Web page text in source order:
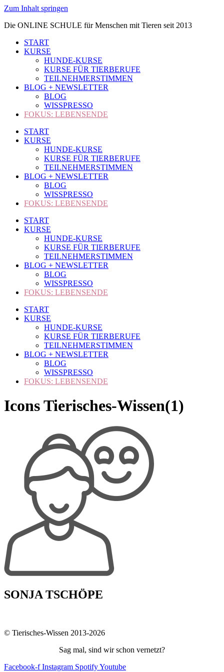
Zum Inhalt springen
Die ONLINE SCHULE für Menschen mit Tieren seit 2013
START
KURSE
HUNDE-KURSE
KURSE FÜR TIERBERUFE
TEILNEHMERSTIMMEN
BLOG + NEWSLETTER
BLOG
WISSPRESSO
FOKUS: LEBENSENDE
START
KURSE
HUNDE-KURSE
KURSE FÜR TIERBERUFE
TEILNEHMERSTIMMEN
BLOG + NEWSLETTER
BLOG
WISSPRESSO
FOKUS: LEBENSENDE
START
KURSE
HUNDE-KURSE
KURSE FÜR TIERBERUFE
TEILNEHMERSTIMMEN
BLOG + NEWSLETTER
BLOG
WISSPRESSO
FOKUS: LEBENSENDE
START
KURSE
HUNDE-KURSE
KURSE FÜR TIERBERUFE
TEILNEHMERSTIMMEN
BLOG + NEWSLETTER
BLOG
WISSPRESSO
FOKUS: LEBENSENDE
Icons Tierisches-Wissen(1)
SONJA TSCHÖPE
© Tierisches-Wissen 2013-2026
Sag mal, sind wir schon vernetzt?
Facebook-f Instagram SpotifyYoutube